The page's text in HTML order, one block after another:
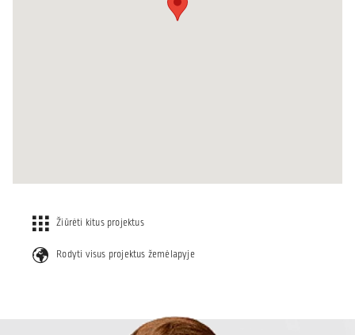
Žiūrėti kitus projektus
Rodyti visus projektus žemėlapyje